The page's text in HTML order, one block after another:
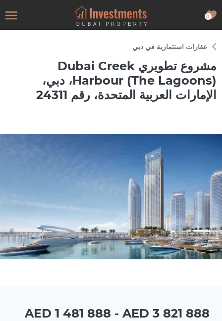
0
عقارات استثمارية في دبي
مشروع تطويري Dubai Creek
Harbour (The Lagoons)، دبي،
الإمارات العربية المتحدة، رقم 24311
AED 1 481 888 - AED 3 821 888